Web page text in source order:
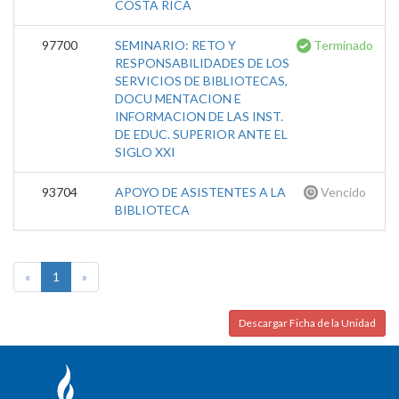
COSTA RICA
97700
SEMINARIO: RETO Y
RESPONSABILIDADES DE LOS
SERVICIOS DE BIBLIOTECAS,
DOCU MENTACION E
INFORMACION DE LAS INST.
DE EDUC. SUPERIOR ANTE EL
SIGLO XXI
Terminado
93704
APOYO DE ASISTENTES A LA
BIBLIOTECA
Vencido
« 1 »
Descargar Ficha de la Unidad